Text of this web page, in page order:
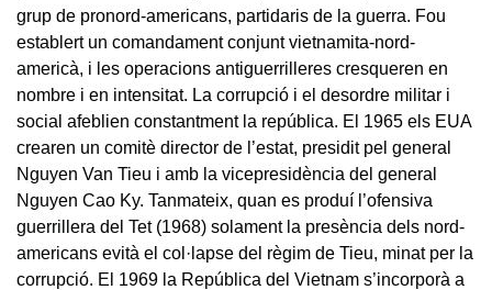
grup de pronord-americans, partidaris de la guerra. Fou
establert un comandament conjunt vietnamita-nord-
americà, i les operacions antiguerrilleres cresqueren en
nombre i en intensitat. La corrupció i el desordre militar i
social afeblien constantment la república. El 1965 els EUA
crearen un comitè director de l’estat, presidit pel general
Nguyen Van Tieu i amb la vicepresidència del general
Nguyen Cao Ky. Tanmateix, quan es produí l’ofensiva
guerrillera del Tet (1968) solament la presència dels nord-
americans evità el col·lapse del règim de Tieu, minat per la
corrupció. El 1969 la República del Vietnam s’incorporà a